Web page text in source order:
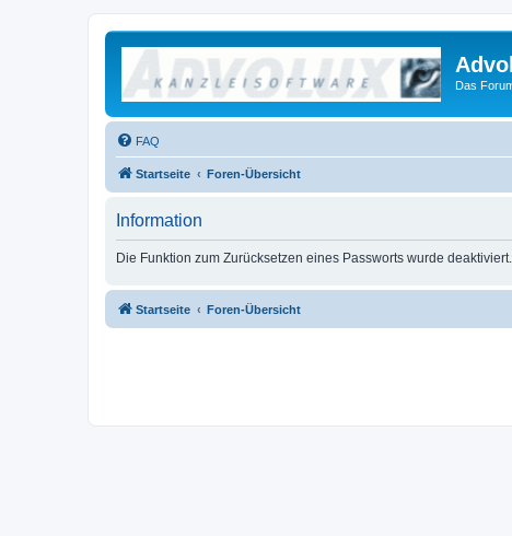
Das
FAQ
Startseite Foren-Übersicht
Information
Die Funktion zum Zurücksetzen eines Passworts wurde
Startseite Foren-Übersicht